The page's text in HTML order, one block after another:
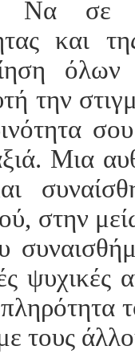
Να σε
και
την
Μια
στην
ψυχικές
τους